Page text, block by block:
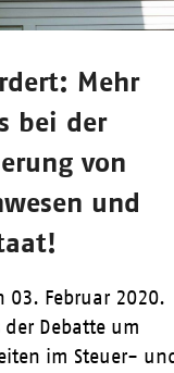
Mehr
bei der
von
und
03. Februar 2020.
der Debatte um
im Steuer-